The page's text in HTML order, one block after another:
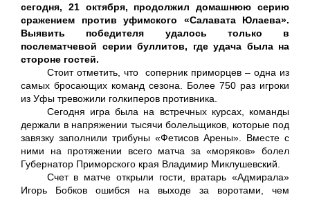
сегодня, 21 октября, продолжил домашнюю серию
сражением против уфимского «Салавата Юлаева».
Выявить победителя удалось только в
послематчевой серии буллитов, где удача была на
стороне гостей.
Стоит отметить, что соперник приморцев – одна из
самых бросающих команд сезона. Более 750 раз игроки
из Уфы тревожили голкиперов противника.
Сегодня игра была на встречных курсах, команды
держали в напряжении тысячи болельщиков, которые под
завязку заполнили трибуны «Фетисов Арены». Вместе с
ними на протяжении всего матча за «моряков» болел
Губернатор Приморского края Владимир Миклушевский.
Счет в матче открыли гости, вратарь «Адмирала»
Игорь Бобков ошибся на выходе за воротами, чем